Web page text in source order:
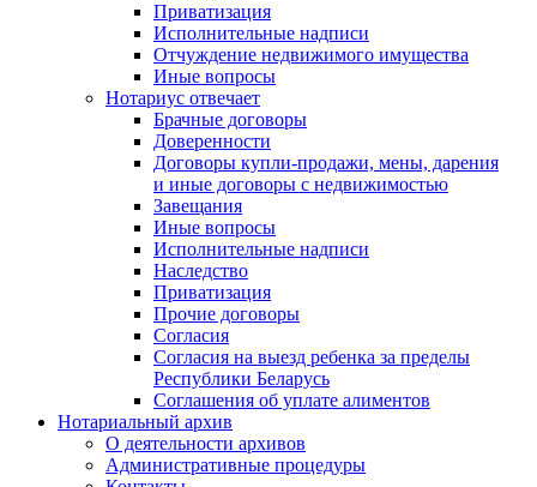
Приватизация
Исполнительные надписи
Отчуждение недвижимого имущества
Иные вопросы
Нотариус отвечает
Брачные договоры
Доверенности
Договоры купли-продажи, мены, дарения
и иные договоры с недвижимостью
Завещания
Иные вопросы
Исполнительные надписи
Наследство
Приватизация
Прочие договоры
Согласия
Согласия на выезд ребенка за пределы
Республики Беларусь
Соглашения об уплате алиментов
Нотариальный архив
О деятельности архивов
Административные процедуры